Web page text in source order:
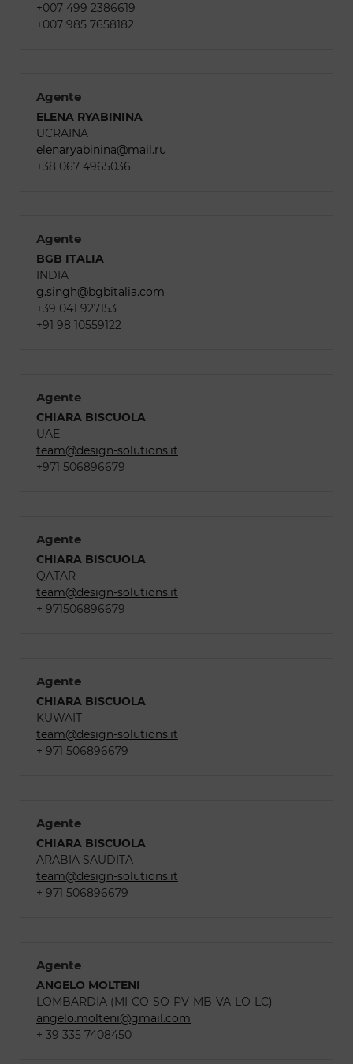
+007 499 2386619
+007 985 7658182
Agente
ELENA RYABININA
UCRAINA
elenaryabinina@mail.ru
+38 067 4965036
Agente
BGB ITALIA
INDIA
g.singh@bgbitalia.com
+39 041 927153
+91 98 10559122
Agente
CHIARA BISCUOLA
UAE
team@design-solutions.it
+971 506896679
Agente
CHIARA BISCUOLA
QATAR
team@design-solutions.it
+ 971506896679
Agente
CHIARA BISCUOLA
KUWAIT
team@design-solutions.it
+ 971 506896679
Agente
CHIARA BISCUOLA
ARABIA SAUDITA
team@design-solutions.it
+ 971 506896679
Agente
ANGELO MOLTENI
LOMBARDIA (MI-CO-SO-PV-MB-VA-LO-LC)
angelo.molteni@gmail.com
+ 39 335 7408450